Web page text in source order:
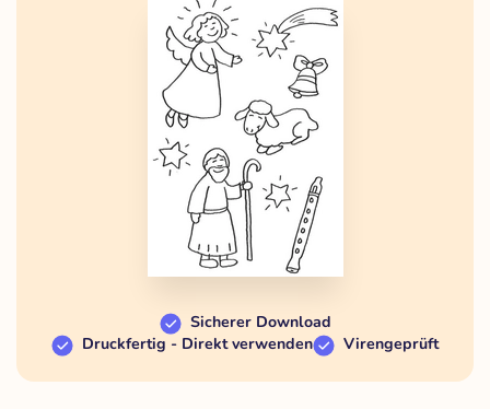
Sicherer Download
Druckfertig - Direkt verwenden
Virengeprüft